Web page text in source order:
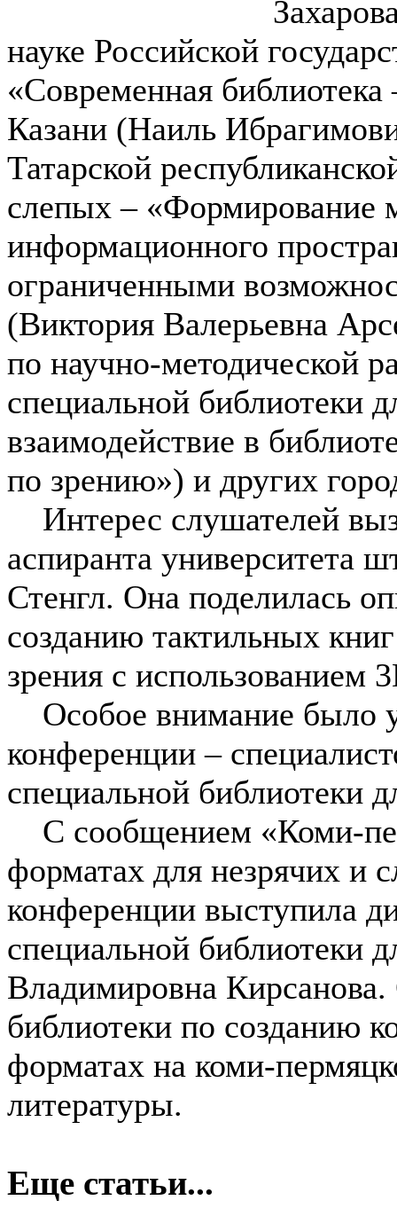
науке Российской
«Современная
Казани (Наиль
Татарской
слепых – «Формирование
информационного
ограниченными
(Виктория Валерьевна
по научно-методической
специальной библиотеки
взаимодействие в
по зрению») и других
Интерес слушателей
аспиранта университета
Стенгл. Она поделилась
созданию тактильных
зрения с использованием
Особое внимание было
конференции –
специальной библиотеки
С сообщением «Коми-
форматах для незрячих и
конференции выступила
специальной библиотеки
Владимировна
библиотеки по созданию
форматах на коми-
литературы.
Еще статьи...